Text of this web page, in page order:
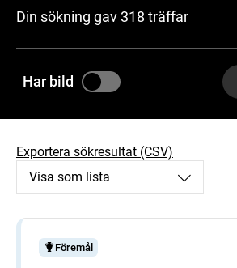
Din sökning gav 318 träffar
Har bild
Exportera sökresultat (CSV)
Visa som lista
Föremål